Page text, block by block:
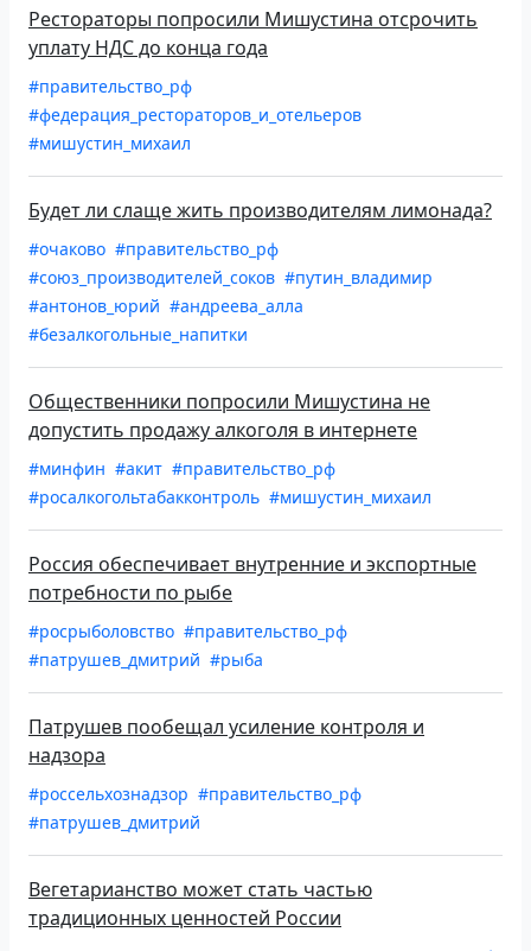
Рестораторы попросили Мишустина отсрочить
уплату НДС до конца года
#правительство_рф
#федерация_рестораторов_и_отельеров
#мишустин_михаил
Будет ли слаще жить производителям лимонада?
#очаково #правительство_рф
#союз_производителей_соков #путин_владимир
#антонов_юрий #андреева_алла
#безалкогольные_напитки
Общественники попросили Мишустина не
допустить продажу алкоголя в интернете
#минфин #акит #правительство_рф
#росалкогольтабакконтроль #мишустин_михаил
Россия обеспечивает внутренние и экспортные
потребности по рыбе
#росрыболовство #правительство_рф
#патрушев_дмитрий #рыба
Патрушев пообещал усиление контроля и
надзора
#россельхознадзор #правительство_рф
#патрушев_дмитрий
Вегетарианство может стать частью
традиционных ценностей России